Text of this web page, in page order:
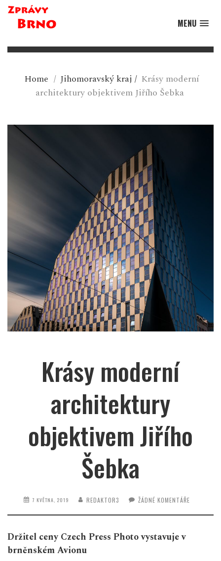
MENU
Home / Jihomoravský kraj / Krásy moderní
architektury objektivem Jiřího Šebka
Krásy moderní
architektury
objektivem Jiřího
Šebka
7 KVĚTNA, 2019 REDAKTOR3 ŽÁDNÉ KOMENTÁŘE
Držitel ceny Czech Press Photo vystavuje v
brněnském Avionu